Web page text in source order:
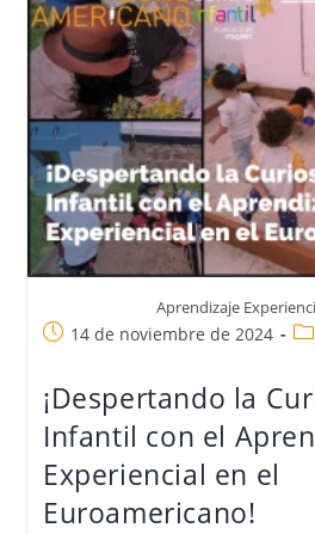
Aprendizaje
14 de noviembre de 2024
¡Despertando la
Infantil con el
Experiencial en el
Euroamericano!